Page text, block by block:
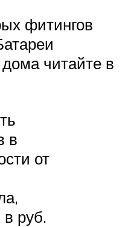
фитингов
читайте в
в
от
руб.